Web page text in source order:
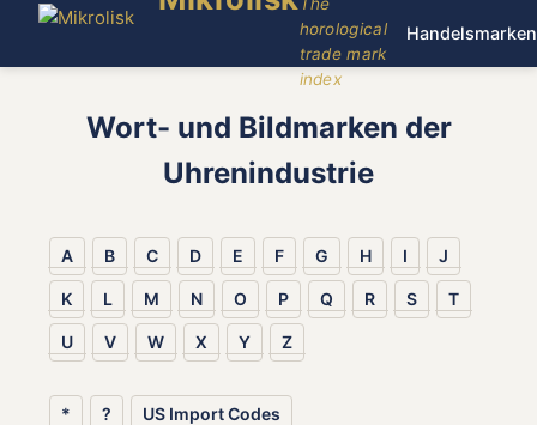
horological
trade mark
index
Handelsmarken
Wort- und Bildmarken der
Uhrenindustrie
A B C D E F G H I J
K L M N O P Q R S T
U V W X Y Z
* ? US Import Codes